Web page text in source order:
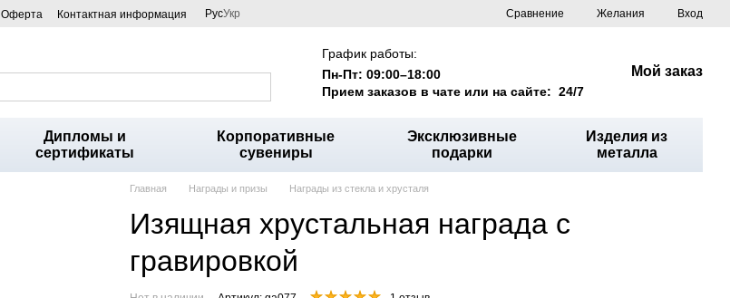
Оферта Контактная информация РусУкр Сравнение Желания Вход
График работы:
Пн-Пт: 09:00–18:00
Прием заказов в чате или на сайте: 24/7
Мой заказ
Дипломы и
сертификаты
Корпоративные
сувениры
Эксклюзивные
подарки
Изделия из
металла
Главная Награды и призы Награды из стекла и хрусталя
Изящная хрустальная награда с
гравировкой